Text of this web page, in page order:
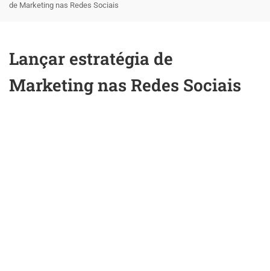
de Marketing nas Redes Sociais
Lançar estratégia de
Marketing nas Redes Sociais